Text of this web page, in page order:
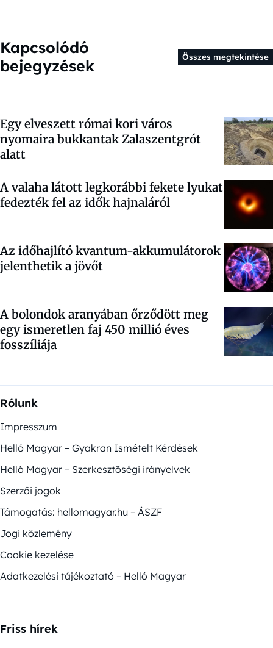
Kapcsolódó
bejegyzések
Összes megtekintése
Egy elveszett római kori város
nyomaira bukkantak Zalaszentgrót
alatt
A valaha látott legkorábbi fekete lyukat
fedezték fel az idők hajnaláról
Az időhajlító kvantum-akkumulátorok
jelenthetik a jövőt
A bolondok aranyában őrződött meg
egy ismeretlen faj 450 millió éves
fosszíliája
Rólunk
Impresszum
Helló Magyar – Gyakran Ismételt Kérdések
Helló Magyar – Szerkesztőségi irányelvek
Szerzői jogok
Támogatás: hellomagyar.hu – ÁSZF
Jogi közlemény
Cookie kezelése
Adatkezelési tájékoztató – Helló Magyar
Friss hírek